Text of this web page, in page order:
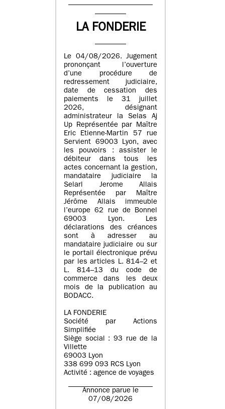
LA FONDERIE
Le 04/08/2026. Jugement
prononçant l’ouverture
d’une procédure de
redressement judiciaire,
date de cessation des
paiements le 31 juillet
2026, désignant
administrateur la Selas Aj
Up Représentée par Maître
Eric Etienne-Martin 57 rue
Servient 69003 Lyon, avec
les pouvoirs : assister le
débiteur dans tous les
actes concernant la gestion,
mandataire judiciaire la
Selarl Jerome Allais
Représentée par Maître
Jérôme Allais immeuble
l’europe 62 rue de Bonnel
69003 Lyon. Les
déclarations des créances
sont à adresser au
mandataire judiciaire ou sur
le portail électronique prévu
par les articles L. 814–2 et
L. 814–13 du code de
commerce dans les deux
mois de la publication au
BODACC.
LA FONDERIE
Société par Actions
Simplifiée
Siège social : 93 rue de la
Villette
69003 Lyon
338 699 093 RCS Lyon
Activité : agence de voyages
Annonce parue le
07/08/2026